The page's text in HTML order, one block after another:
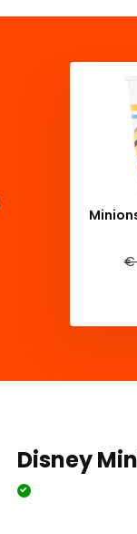
€
Disney